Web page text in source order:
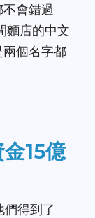
會錯過
麵店的中文
個名字都
15億
們得到了